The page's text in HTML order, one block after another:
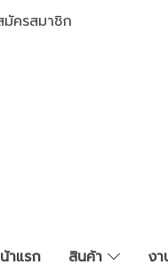
ครสมาชิก
าแรก สินค้า ง